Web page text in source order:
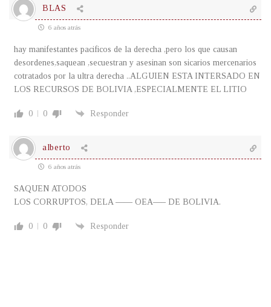
BLAS
6 años atrás
hay manifestantes pacificos de la derecha ,pero los que causan
desordenes,saquean ,secuestran y asesinan son sicarios mercenarios
cotratados por la ultra derecha ..ALGUIEN ESTA INTERSADO EN
LOS RECURSOS DE BOLIVIA ,ESPECIALMENTE EL LITIO
0 0 Responder
alberto
6 años atrás
SAQUEN ATODOS
LOS CORRUPTOS, DELA —— OEA—– DE BOLIVIA.
0 0 Responder